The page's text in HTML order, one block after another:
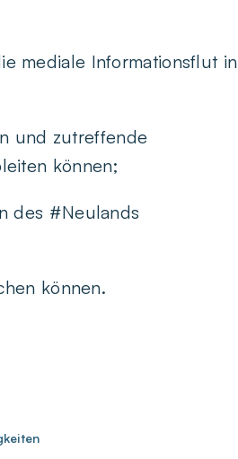
mediale Informationsflut in
und zutreffende
können;
des #Neulands
können.